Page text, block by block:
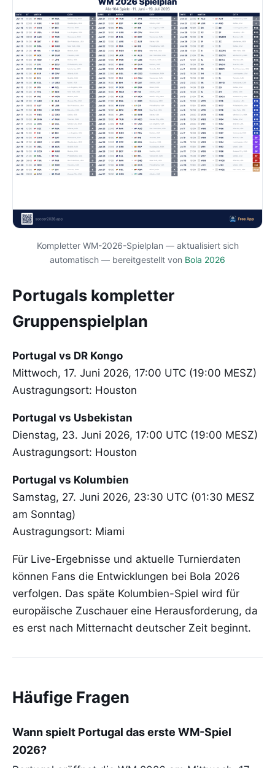
Kompletter WM-2026-Spielplan — aktualisiert sich
automatisch — bereitgestellt von Bola 2026
Portugals kompletter
Gruppenspielplan
Portugal vs DR Kongo
Mittwoch, 17. Juni 2026, 17:00 UTC (19:00 MESZ)
Austragungsort: Houston
Portugal vs Usbekistan
Dienstag, 23. Juni 2026, 17:00 UTC (19:00 MESZ)
Austragungsort: Houston
Portugal vs Kolumbien
Samstag, 27. Juni 2026, 23:30 UTC (01:30 MESZ
am Sonntag)
Austragungsort: Miami
Für Live-Ergebnisse und aktuelle Turnierdaten
können Fans die Entwicklungen bei Bola 2026
verfolgen. Das späte Kolumbien-Spiel wird für
europäische Zuschauer eine Herausforderung, da
es erst nach Mitternacht deutscher Zeit beginnt.
Häufige Fragen
Wann spielt Portugal das erste WM-Spiel
2026?